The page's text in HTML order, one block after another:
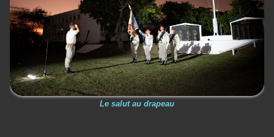
Le salut au drapeau